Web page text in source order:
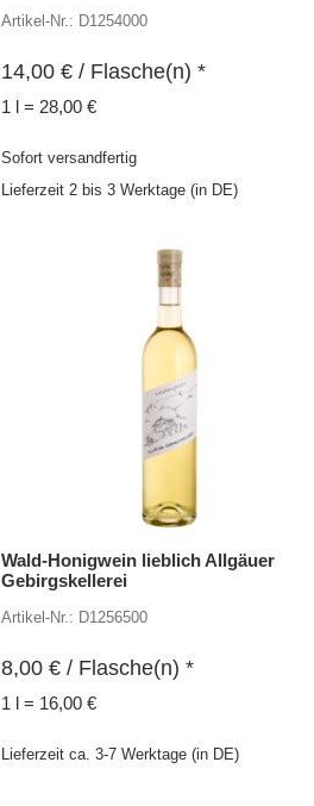
Artikel-Nr.: D1254000
14,00 € / Flasche(n) *
1 l = 28,00 €
Sofort versandfertig
Lieferzeit 2 bis 3 Werktage (in DE)
Wald-Honigwein lieblich Allgäuer
Gebirgskellerei
Artikel-Nr.: D1256500
8,00 € / Flasche(n) *
1 l = 16,00 €
Lieferzeit ca. 3-7 Werktage (in DE)